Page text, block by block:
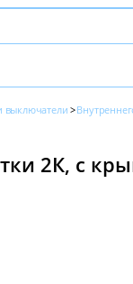
выключатели
2К, с